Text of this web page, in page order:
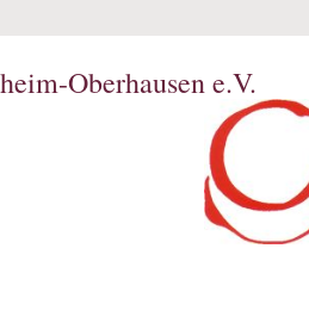
Oberhausen e.V.